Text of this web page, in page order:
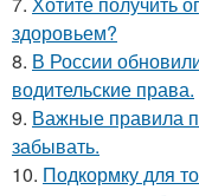
здоровьем?
8. В России
водительские права.
9. Важные правила
забывать.
10. Подкормку для